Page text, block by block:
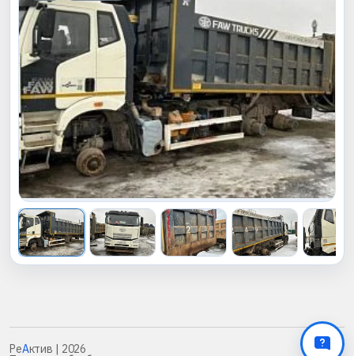
РеАктив | 2026